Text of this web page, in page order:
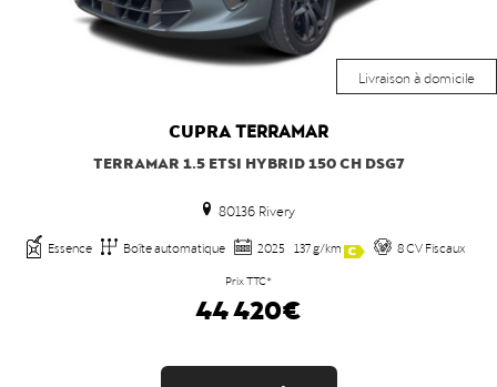
Livraison à domicile
CUPRATERRAMAR
TERRAMAR 1.5 ETSI HYBRID 150 CH DSG7
80136 Rivery
Essence Boîte automatique 2025 137 g/km 8 CV Fiscaux
Prix TTC*
44 420€